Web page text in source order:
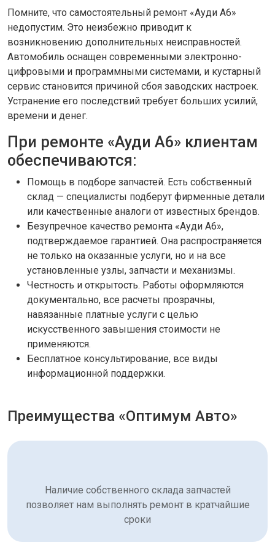
Помните, что самостоятельный ремонт «Ауди А6»
недопустим. Это неизбежно приводит к
возникновению дополнительных неисправностей.
Автомобиль оснащен современными электронно-
цифровыми и программными системами, и кустарный
сервис становится причиной сбоя заводских настроек.
Устранение его последствий требует больших усилий,
времени и денег.
При ремонте «Ауди А6» клиентам
обеспечиваются:
Помощь в подборе запчастей. Есть собственный
склад — специалисты подберут фирменные детали
или качественные аналоги от известных брендов.
Безупречное качество ремонта «Ауди А6»,
подтверждаемое гарантией. Она распространяется
не только на оказанные услуги, но и на все
установленные узлы, запчасти и механизмы.
Честность и открытость. Работы оформляются
документально, все расчеты прозрачны,
навязанные платные услуги с целью
искусственного завышения стоимости не
применяются.
Бесплатное консультирование, все виды
информационной поддержки.
Преимущества «Оптимум Авто»
Наличие собственного склада запчастей
позволяет нам выполнять ремонт в кратчайшие
сроки